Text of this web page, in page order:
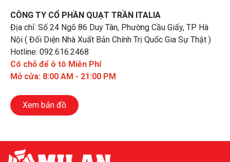
CÔNG TY CỔ PHẦN QUẠT TRẦN ITALIA
Địa chỉ: Số 24 Ngõ 86 Duy Tân, Phường Cầu Giấy, TP Hà
Nội ( Đối Diện Nhà Xuất Bản Chính Trị Quốc Gia Sự Thật )
Hotline: 092.616.2468
Có chỗ để ô tô Miễn Phí
Mở cửa: 8:00 AM - 21:00 PM
Xem bản đồ